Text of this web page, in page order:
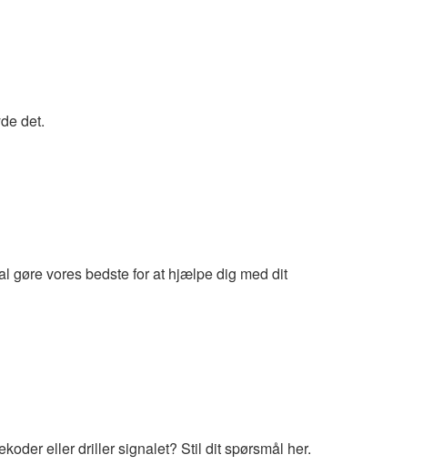
det.
gøre vores bedste for at hjælpe dig med dit
eller driller signalet? Stil dit spørsmål her.